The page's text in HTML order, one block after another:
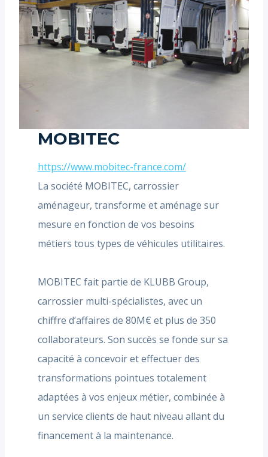
MOBITEC
https://www.mobitec-france.com/
La société MOBITEC, carrossier
aménageur, transforme et aménage sur
mesure en fonction de vos besoins
métiers tous types de véhicules utilitaires.
MOBITEC fait partie de KLUBB Group,
carrossier multi-spécialistes, avec un
chiffre d’affaires de 80M€ et plus de 350
collaborateurs. Son succès se fonde sur sa
capacité à concevoir et effectuer des
transformations pointues totalement
adaptées à vos enjeux métier, combinée à
un service clients de haut niveau allant du
financement à la maintenance.